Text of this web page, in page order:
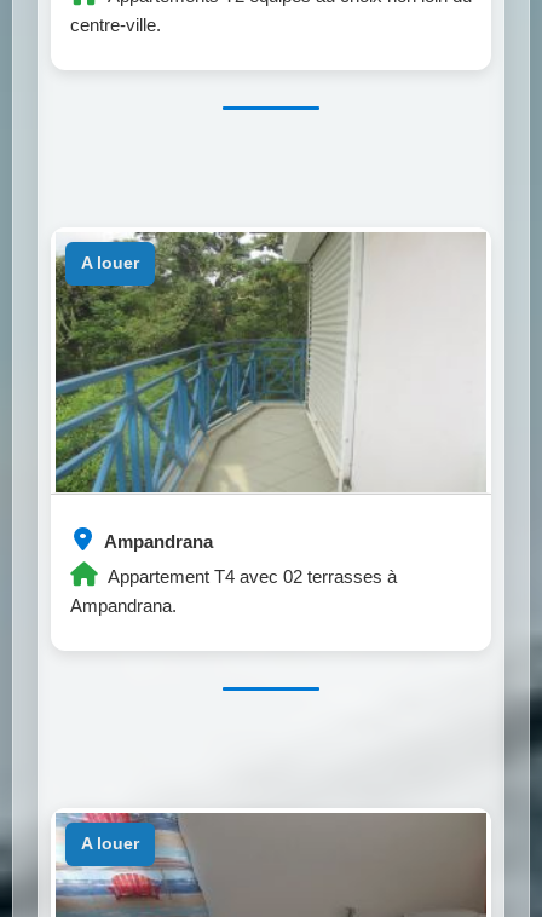
centre-ville.
Ampandrana
Appartement T4 avec 02 terrasses à
Ampandrana.
a louer
a louer